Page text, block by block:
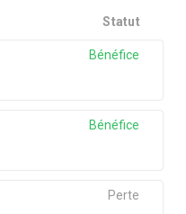
Statut
Bénéfice
Bénéfice
Perte